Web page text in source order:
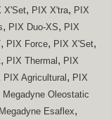
X'Set, PIX X'tra, PIX
, PIX Duo-XS, PIX
, PIX Force, PIX X'Set,
, PIX Thermal, PIX
PIX Agricultural, PIX
Megadyne Oleostatic
Megadyne Esaflex,